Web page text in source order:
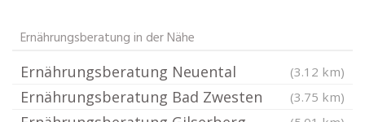
Ernährungsberatung in der Nähe
Ernährungsberatung Neuental (3.12 km)
Ernährungsberatung Bad Zwesten (3.75 km)